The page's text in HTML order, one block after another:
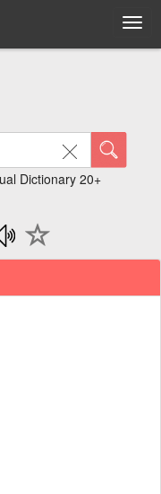
Dictionary 20+